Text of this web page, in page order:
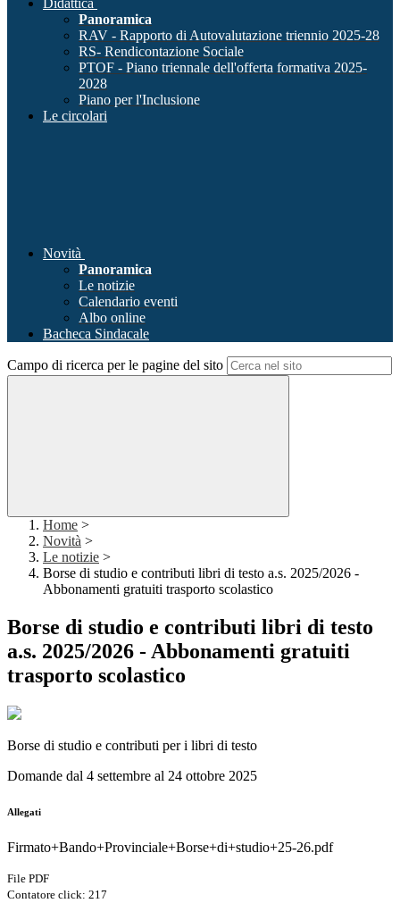
Didattica
Panoramica
RAV - Rapporto di Autovalutazione triennio 2025-28
RS- Rendicontazione Sociale
PTOF - Piano triennale dell'offerta formativa 2025-
2028
Piano per l'Inclusione
Le circolari
Novità
Panoramica
Le notizie
Calendario eventi
Albo online
Bacheca Sindacale
Campo di ricerca per le pagine del sito
Home >
Novità >
Le notizie >
Borse di studio e contributi libri di testo a.s. 2025/2026 -
Abbonamenti gratuiti trasporto scolastico
Borse di studio e contributi libri di testo
a.s. 2025/2026 - Abbonamenti gratuiti
trasporto scolastico
Borse di studio e contributi per i libri di testo
Domande dal 4 settembre al 24 ottobre 2025
Allegati
Firmato+Bando+Provinciale+Borse+di+studio+25-26.pdf
File PDF
Contatore click: 217